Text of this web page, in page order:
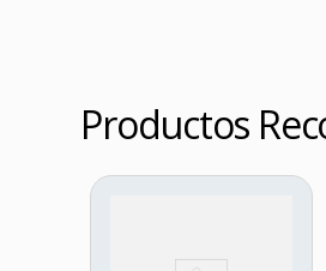
Productos